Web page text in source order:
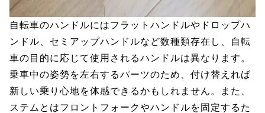
自転車のハンドルにはフラットハンドルやドロップハ
ンドル、セミアップハンドルなど数種類存在し、自転
車の目的に応じて使用されるハンドルは異なります。
乗車中の姿勢を左右するパーツのため、付け替えれば
新しい乗り心地を体感できるかもしれません。また、
ステムとはフロントフォークやハンドルを固定するた